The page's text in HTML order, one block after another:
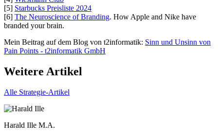
[5] Starbucks Preisliste 2024
[6] The Neuroscience of Branding. How Apple and Nike have
branded your brain.
Mein Beitrag auf dem Blog von t2informatik: Sinn und Unsinn von
Pain Points - t2informatik GmbH
Weitere Artikel
Alle Strategie-Artikel
Harald Ille M.A.